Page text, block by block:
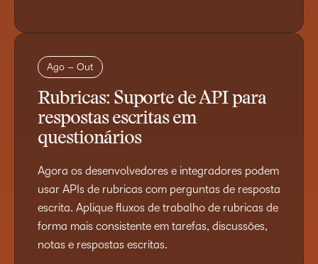
Ago – Out
Rubricas: Suporte de API para
respostas escritas em
questionários
Agora os desenvolvedores e integradores podem
usar APIs de rubricas com perguntas de resposta
escrita. Aplique fluxos de trabalho de rubricas de
forma mais consistente em tarefas, discussões,
notas e respostas escritas.